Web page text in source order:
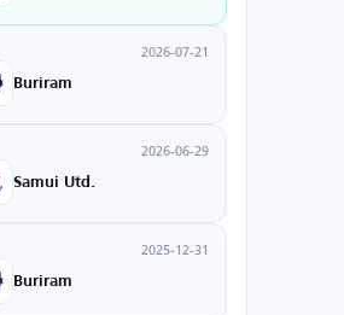
2026-07-21
Buriram
2026-06-29
Samui Utd.
2025-12-31
Buriram